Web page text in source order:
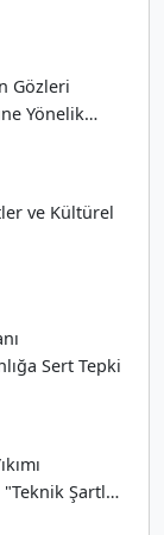
Gözleri
Yönelik
ve Kültürel
Sert Tepki
Şartlar